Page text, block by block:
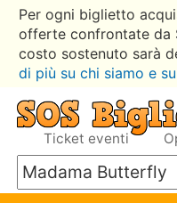
Per ogni biglietto
offerte confrontate da
costo sostenuto sarà
di più su chi siamo e
Ticket eventi